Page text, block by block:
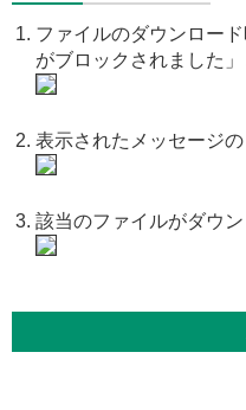
ファイルのダウンロー
がブロックされました」
表示されたメッセージ
該当のファイルがダウン